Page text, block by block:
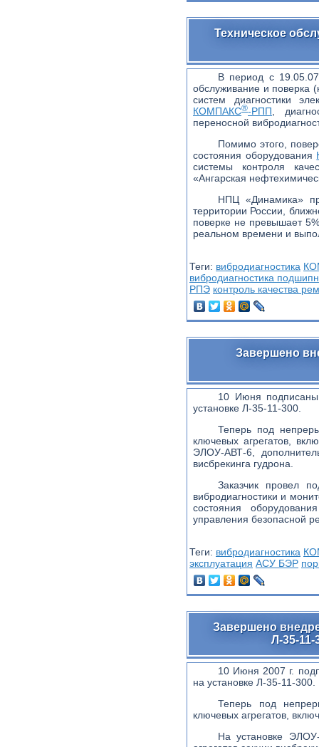
Техническое
В период с
обслуживание и поверка
систем диагностики
КОМПАКС®-РПП ,
переносной
Помимо этого,
состояния оборудования
системы контроля
«Ангарская
НПЦ «Динамика»
территории России,
поверке не превышает
реальном времени и
Теги: вибродиагностика
вибродиагностика
РПЭ контроль качества
Завершено
10 Июня
установке Л-35-11-300.
Теперь под
ключевых агрегатов,
ЭЛОУ-АВТ-6,
висбрекинга гудрона.
Заказчик провел
вибродиагностики и
состояния
управления безопасной
Теги: вибродиагностика
эксплуатация АСУ БЭР
Завершено
Л-35-
10 Июня 2007 г.
на установке Л-35-11-300.
Теперь под
ключевых агрегатов,
На установке